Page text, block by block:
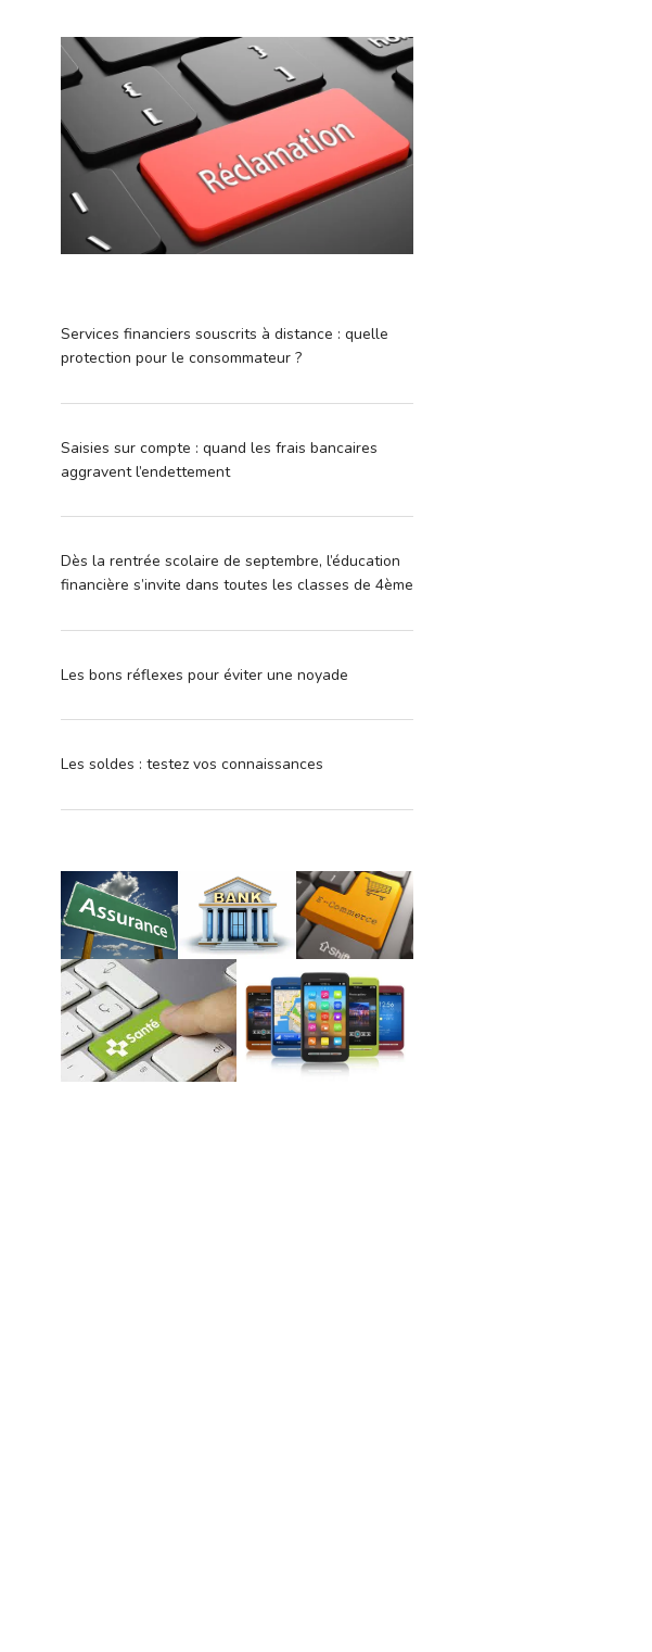
Services financiers souscrits à distance : quelle
protection pour le consommateur ?
Saisies sur compte : quand les frais bancaires
aggravent l’endettement
Dès la rentrée scolaire de septembre, l’éducation
financière s’invite dans toutes les classes de 4ème
Les bons réflexes pour éviter une noyade
Les soldes : testez vos connaissances